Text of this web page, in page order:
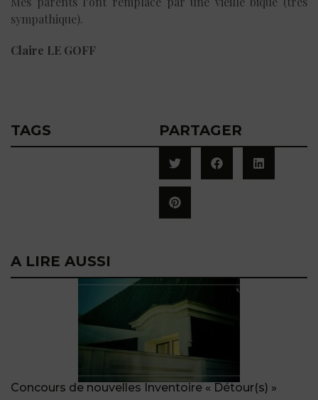
sympathique).
Claire LE GOFF
TAGS PARTAGER
A LIRE AUSSI
Concours de nouvelles Inventoire « Détour(s) »